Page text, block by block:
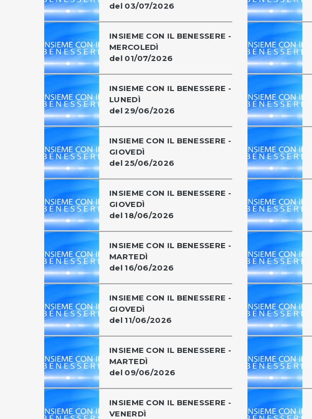
del 03/07/2026
INSIEME CON IL BENESSERE -
MERCOLEDÌ
del 01/07/2026
INSIEME CON IL BENESSERE -
LUNEDÌ
del 29/06/2026
INSIEME CON IL BENESSERE -
GIOVEDÌ
del 25/06/2026
INSIEME CON IL BENESSERE -
GIOVEDÌ
del 18/06/2026
INSIEME CON IL BENESSERE -
MARTEDÌ
del 16/06/2026
INSIEME CON IL BENESSERE -
GIOVEDÌ
del 11/06/2026
INSIEME CON IL BENESSERE -
MARTEDÌ
del 09/06/2026
INSIEME CON IL BENESSERE -
VENERDÌ